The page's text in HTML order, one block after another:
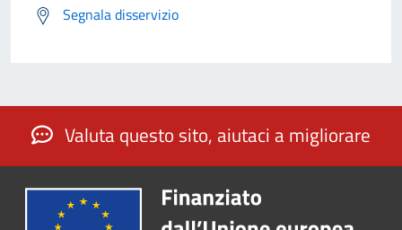
Segnala disservizio
Valuta questo sito, aiutaci a migliorare